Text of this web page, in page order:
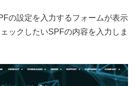
の設定を入力するフォームが表示
ックしたいSPFの内容を入力しま